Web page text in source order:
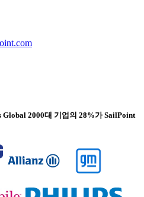
Global 2000대 기업의 28%가 SailPoint